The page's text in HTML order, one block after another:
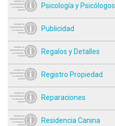
Psicología y Psicólogos
Publicidad
Regalos y Detalles
Registro Propiedad
Reparaciones
Residencia Canina